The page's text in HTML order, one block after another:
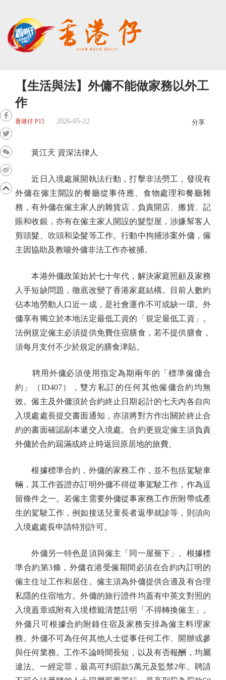
【生活與法】外傭不能做家務以外工
作
香港仔 P15 2026-05-22 分享
黃江天 資深法律人
近日入境處展開執法行動，打擊非法勞工，發現有
外傭在僱主開設的餐廳從事侍應、食物處理和餐廳雜
務，有外傭在僱主家人的雜貨店，負責開店、搬貨、記
賬和收銀，亦有在僱主家人開設的髮型屋，涉嫌幫客人
剪頭髮、吹頭和染髮等工作。行動中拘捕涉案外傭，僱
主因協助及教唆外傭非法工作亦被捕。
本港外傭政策始於七十年代，解決家庭照顧及家務
人手短缺問題，徹底改變了香港家庭結構。目前人數約
佔本地勞動人口近一成，是社會運作不可或缺一環。外
傭享有獨立於本地法定最低工資的「規定最低工資」。
法例規定僱主必須提供免費住宿膳食，若不提供膳食，
須每月支付不少於規定的膳食津貼。
聘用外傭必須使用指定為期兩年的「標準僱傭合
約」（ID407），雙方私訂的任何其他僱傭合約均無
效。僱主及外傭須於合約終止日期起計的七天內各自向
入境處處長提交書面通知，亦須將對方作出關於終止合
約的書面確認副本遞交入境處。合約更規定僱主須負責
外傭於合約屆滿或終止時返回原居地的旅費。
根據標準合約，外傭的家務工作，並不包括駕駛車
輛，其工作簽證亦訂明外傭不得從事駕駛工作，作為逗
留條件之一。若僱主需要外傭從事家務工作所附帶或產
生的駕駛工作，例如接送兒童長者返學就診等，則須向
入境處處長申請特別許可。
外傭另一特色是須與僱主「同一屋簷下」。根據標
準合約第3條，外傭在港受僱期間必須在合約內訂明的
僱主住址工作和居住。僱主須為外傭提供合適及有合理
私隱的住宿地方。外傭的旅行證件均蓋有中英文對照的
入境蓋章或附有入境標籤清楚註明「不得轉換僱主」。
外傭只可根據合約附錄住宿及家務安排為僱主料理家
務。外傭不可為任何其他人士從事任何工作、開辦或參
與任何業務。工作不論時間長短，以及有否報酬，均屬
違法。一經定罪，最高可判罰款5萬元及監禁2年。聘請